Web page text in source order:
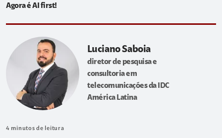
Agora é AI first!
Luciano Saboia
diretor de pesquisa e
consultoria em
telecomunicações da IDC
América Latina
4 minutos de leitura